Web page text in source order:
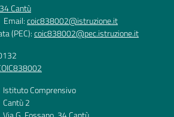
Cantù
Email:coic838002@istruzione.it
(PEC):coic838002@pec.istruzione.it
Istituto Comprensivo
Cantù 2